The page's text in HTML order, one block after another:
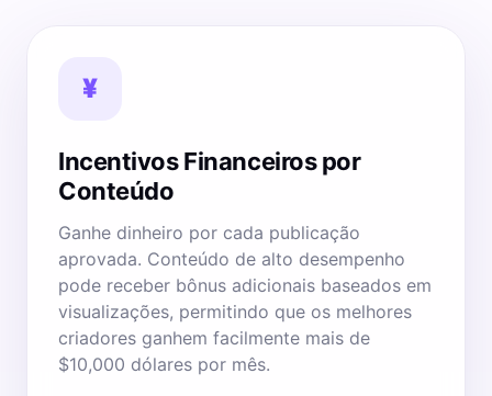
¥
Incentivos Financeiros por
Conteúdo
Ganhe dinheiro por cada publicação
aprovada. Conteúdo de alto desempenho
pode receber bônus adicionais baseados em
visualizações, permitindo que os melhores
criadores ganhem facilmente mais de
$10,000 dólares por mês.